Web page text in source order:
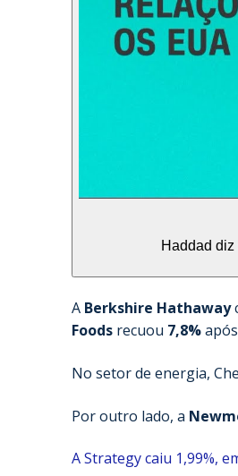
Haddad
A Berkshire Hathaway
Foods recuou 7,8%
No setor de energia,
Por outro lado, a
A Strategy caiu 1,99%,